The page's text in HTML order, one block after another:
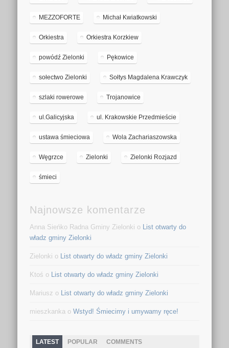
MEZZOFORTE Michał Kwiatkowski
Orkiestra Orkiestra Korzkiew
powódź Zielonki Pękowice
sołectwo Zielonki Sołtys Magdalena Krawczyk
szlaki rowerowe Trojanowice
ul.Galicyjska ul. Krakowskie Przedmieście
ustawa śmieciowa Wola Zachariaszowska
Węgrzce Zielonki Zielonki Rozjazd
śmieci
Najnowsze komentarze
Anna Sieńko Radna Gminy Zielonki o List otwarty do
władz gminy Zielonki
Zielonki o List otwarty do władz gminy Zielonki
Ktoś o List otwarty do władz gminy Zielonki
Mariusz o List otwarty do władz gminy Zielonki
mieszkanka oWstyd! Śmiecimy i umywamy ręce!
LATEST POPULAR COMMENTS